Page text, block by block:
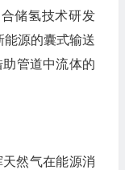
储氢技术研发
能源的囊式输送
管道中流体的
然气在能源消